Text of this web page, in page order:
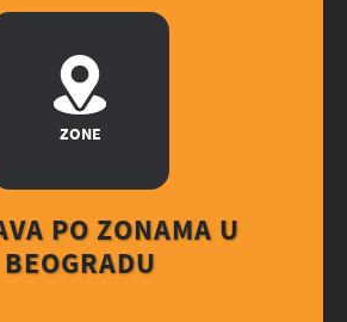
ZONE
PO ZONAMA U
BEOGRADU